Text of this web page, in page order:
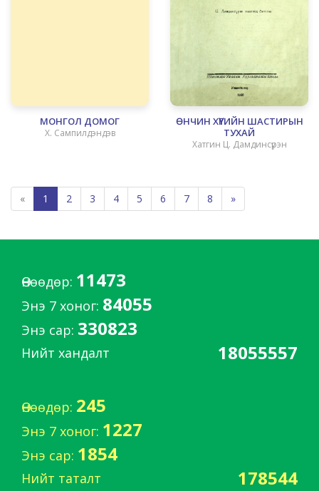
МОНГОЛ ДОМОГ
Х. Сампилдэндэв
ӨНЧИН ХҮҮГИЙН ШАСТИРЫН
ТУХАЙ
Хатгин Ц. Дамдинсүрэн
« 1 2 3 4 5 6 7 8 »
Өнөөдөр: 11473
Энэ 7 хоног: 84055
Энэ сар: 330823
Нийт хандалт 18055557
Өнөөдөр: 245
Энэ 7 хоног: 1227
Энэ сар: 1854
Нийт таталт 178544